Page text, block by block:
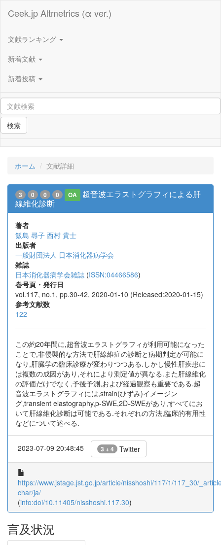
Ceek.jp Altmetrics (α ver.)
文献ランキング
新着文献
新着投稿
検索
ホーム 文献詳細
3 0 0 0 OA
超音波エラストグラフィによる肝
線維化診断
著者
飯島 尋子 西村 貴士
出版者
一般財団法人 日本消化器病学会
雑誌
日本消化器病学会雑誌 (ISSN:04466586)
巻号頁・発行日
vol.117, no.1, pp.30-42, 2020-01-10 (Released:2020-01-15)
参考文献数
122
この約20年間に,超音波エラストグラフィが利用可能になった
ことで,非侵襲的な方法で肝線維症の診断と病期判定が可能に
なり,肝臓学の臨床診療が変わりつつある.しかし慢性肝疾患に
は複数の成因があり,それにより測定値が異なる.また肝線維化
の評価だけでなく,予後予測,および経過観察も重要である.超
音波エラストグラフィには,strain(ひずみ)イメージン
グ,transient elastography,p-SWE,2D-SWEがあり,すべてにお
いて肝線維化診断は可能である.それぞれの方法,臨床的有用性
などについて述べる.
2023-07-09 20:48:45 3 + 4 Twitter
https://www.jstage.jst.go.jp/article/nisshoshi/117/1/117_30/
char/ja/
(info:doi/10.11405/nisshoshi.117.30)
言及状況